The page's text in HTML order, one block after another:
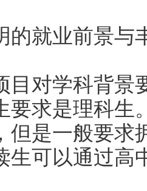
的就业前景与
目对学科背景
要求是理科生
但是一般要求
生可以通过高